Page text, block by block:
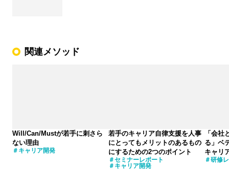
関連メソッド
Will/Can/Mustが若手に刺さら
ない理由
キャリア開発
若手のキャリア自律支援を人事
にとってもメリットのあるもの
にするための2つのポイント
セミナーレポート
キャリア開発
「会社
る」ベ
キャリ
研修